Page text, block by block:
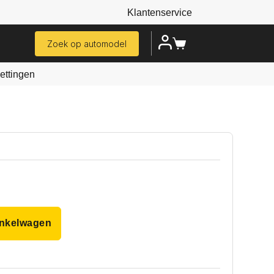
Klantenservice
Zoek op automodel